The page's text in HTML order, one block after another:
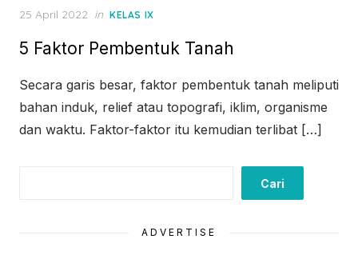
Posted
25 April 2022 in KELAS IX
5 Faktor Pembentuk Tanah
Secara garis besar, faktor pembentuk tanah meliputi
bahan induk, relief atau topografi, iklim, organisme
dan waktu. Faktor-faktor itu kemudian terlibat […]
Cari
ADVERTISE